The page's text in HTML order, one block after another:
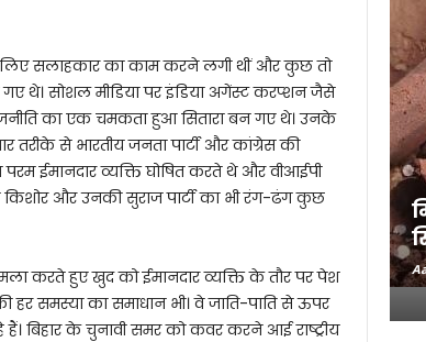
लिए सलाहकार का काम करने लगी थीं और कुछ तो
थे। सोशल मीडिया पर इंडिया अगेंस्ट करप्शन जैसे
का एक चमकता हुआ सितारा बन गए थे। उनके
से भारतीय जनता पार्टी और कांग्रेस की
ईमानदार व्यक्ति घोषित करते थे और वीआईपी
और उनकी सुराज पार्टी का भी रंग-ढंग कुछ
करते हुए खुद को ईमानदार व्यक्ति के तौर पर पेश
समस्या का समाधान भी। वे जाति-पाति से ऊपर
बिहार के चुनावी समर को कवर करने आई राष्ट्रीय